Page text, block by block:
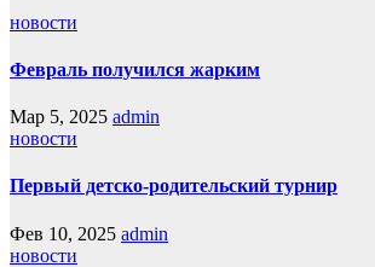
новости
Февраль получился жарким
Мар 5, 2025 admin
новости
Первый детско-родительский турнир
Фев 10, 2025 admin
новости